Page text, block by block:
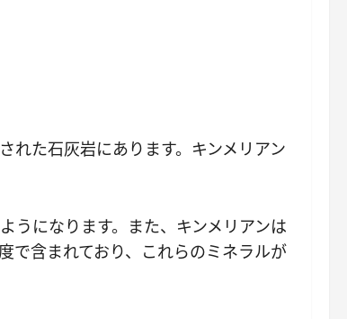
れた石灰岩にあります。キンメリアン
うになります。また、キンメリアンは
で含まれており、これらのミネラルが